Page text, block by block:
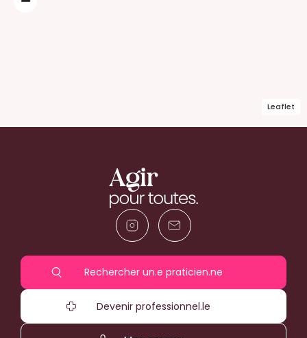
Leaflet
Rechercher un.e praticien.ne
Devenir professionnel.le